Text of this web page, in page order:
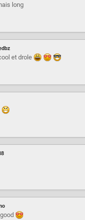
long
et drole